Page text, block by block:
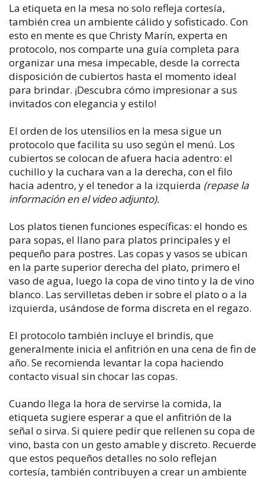
La etiqueta en la mesa no solo refleja cortesía,
también crea un ambiente cálido y sofisticado. Con
esto en mente es que Christy Marín, experta en
protocolo, nos comparte una guía completa para
organizar una mesa impecable, desde la correcta
disposición de cubiertos hasta el momento ideal
para brindar. ¡Descubra cómo impresionar a sus
invitados con elegancia y estilo!
El orden de los utensilios en la mesa sigue un
protocolo que facilita su uso según el menú. Los
cubiertos se colocan de afuera hacia adentro: el
cuchillo y la cuchara van a la derecha, con el filo
hacia adentro, y el tenedor a la izquierda (repase la
información en el video adjunto).
Los platos tienen funciones específicas: el hondo es
para sopas, el llano para platos principales y el
pequeño para postres. Las copas y vasos se ubican
en la parte superior derecha del plato, primero el
vaso de agua, luego la copa de vino tinto y la de vino
blanco. Las servilletas deben ir sobre el plato o a la
izquierda, usándose de forma discreta en el regazo.
El protocolo también incluye el brindis, que
generalmente inicia el anfitrión en una cena de fin de
año. Se recomienda levantar la copa haciendo
contacto visual sin chocar las copas.
Cuando llega la hora de servirse la comida, la
etiqueta sugiere esperar a que el anfitrión de la
señal o sirva. Si quiere pedir que rellenen su copa de
vino, basta con un gesto amable y discreto. Recuerde
que estos pequeños detalles no solo reflejan
cortesía, también contribuyen a crear un ambiente